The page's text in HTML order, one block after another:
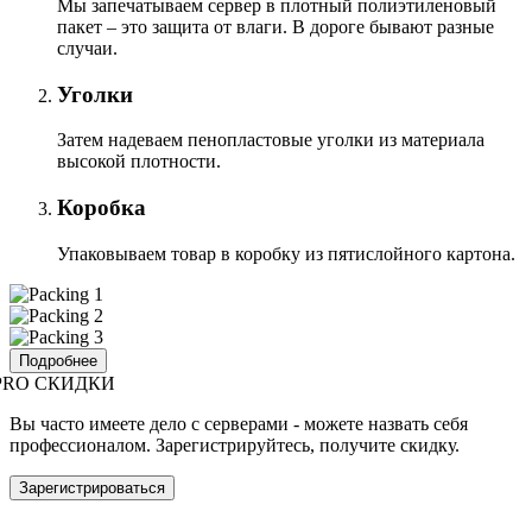
Мы запечатываем сервер в плотный полиэтиленовый
пакет – это защита от влаги. В дороге бывают разные
случаи.
Уголки
Затем надеваем пенопластовые уголки из материала
высокой плотности.
Коробка
Упаковываем товар в коробку из пятислойного картона.
Подробнее
СКИДКИ
Вы часто имеете дело с серверами - можете назвать себя
профессионалом. Зарегистрируйтесь, получите скидку.
Зарегистрироваться